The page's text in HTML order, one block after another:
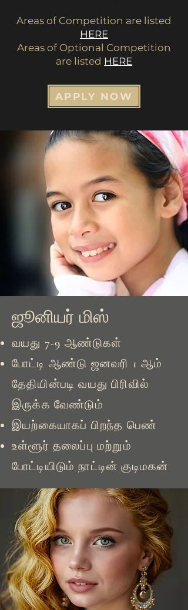
Areas of Competition are listed
HERE
Areas of Optional Competition
are listed HERE
APPLY NOW
ஜூனியர் மிஸ்
வயது 7-9 ஆண்டுகள்
போட்டி ஆண்டு ஜனவரி 1 ஆம்
தேதியின்படி வயது பிரிவில்
இருக்க வேண்டும்
இயற்கையாகப் பிறந்த பெண்
உள்ளூர் தலைப்பு மற்றும்
போட்டியிடும் நாட்டின் குடிமகன்